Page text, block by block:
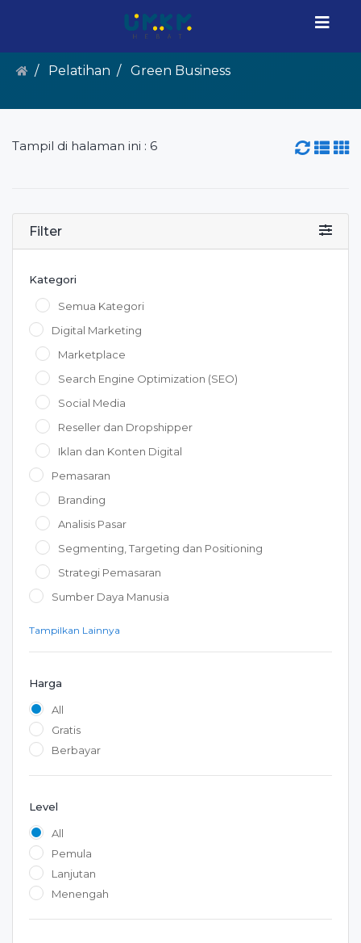
Pelatihan Green Business
Tampil di halaman ini : 6
Filter
Kategori
Semua Kategori
Digital Marketing
Marketplace
Search Engine Optimization (SEO)
Social Media
Reseller dan Dropshipper
Iklan dan Konten Digital
Pemasaran
Branding
Analisis Pasar
Segmenting, Targeting dan Positioning
Strategi Pemasaran
Sumber Daya Manusia
Tampilkan Lainnya
Harga
All
Gratis
Berbayar
Level
All
Pemula
Lanjutan
Menengah